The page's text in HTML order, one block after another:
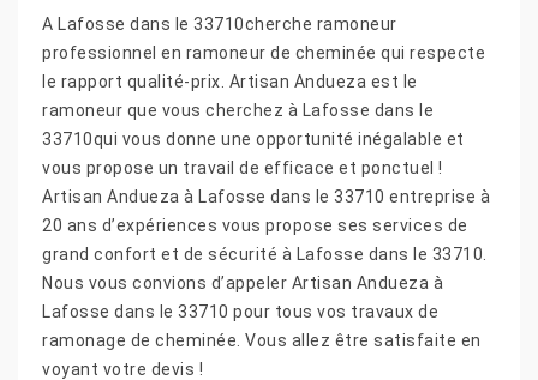
A Lafosse dans le 33710cherche ramoneur
professionnel en ramoneur de cheminée qui respecte
le rapport qualité-prix. Artisan Andueza est le
ramoneur que vous cherchez à Lafosse dans le
33710qui vous donne une opportunité inégalable et
vous propose un travail de efficace et ponctuel !
Artisan Andueza à Lafosse dans le 33710 entreprise à
20 ans d’expériences vous propose ses services de
grand confort et de sécurité à Lafosse dans le 33710.
Nous vous convions d’appeler Artisan Andueza à
Lafosse dans le 33710 pour tous vos travaux de
ramonage de cheminée. Vous allez être satisfaite en
voyant votre devis !